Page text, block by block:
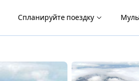
Спланируйте поездку